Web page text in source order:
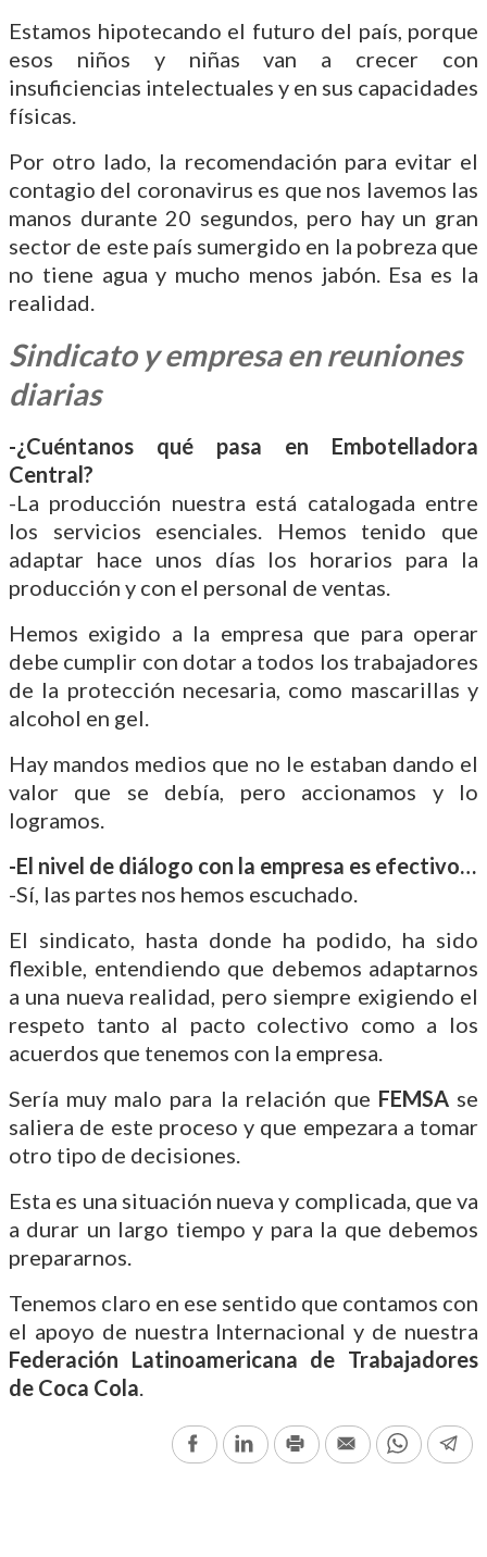
Estamos hipotecando el futuro del país, porque
esos niños y niñas van a crecer con
insuficiencias intelectuales y en sus capacidades
físicas.
Por otro lado, la recomendación para evitar el
contagio del coronavirus es que nos lavemos las
manos durante 20 segundos, pero hay un gran
sector de este país sumergido en la pobreza que
no tiene agua y mucho menos jabón. Esa es la
realidad.
Sindicato y empresa en reuniones
diarias
-¿Cuéntanos qué pasa en Embotelladora
Central?
-La producción nuestra está catalogada entre
los servicios esenciales. Hemos tenido que
adaptar hace unos días los horarios para la
producción y con el personal de ventas.
Hemos exigido a la empresa que para operar
debe cumplir con dotar a todos los trabajadores
de la protección necesaria, como mascarillas y
alcohol en gel.
Hay mandos medios que no le estaban dando el
valor que se debía, pero accionamos y lo
logramos.
-El nivel de diálogo con la empresa es efectivo…
-Sí, las partes nos hemos escuchado.
El sindicato, hasta donde ha podido, ha sido
flexible, entendiendo que debemos adaptarnos
a una nueva realidad, pero siempre exigiendo el
respeto tanto al pacto colectivo como a los
acuerdos que tenemos con la empresa.
Sería muy malo para la relación que FEMSAse
saliera de este proceso y que empezara a tomar
otro tipo de decisiones.
Esta es una situación nueva y complicada, que va
a durar un largo tiempo y para la que debemos
prepararnos.
Tenemos claro en ese sentido que contamos con
el apoyo de nuestra Internacional y de nuestra
Federación Latinoamericana de Trabajadores
de Coca Cola.
FacebookLinkedInPrint Email